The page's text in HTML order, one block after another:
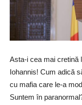
Asta-i cea mai cretină
Iohannis! Cum adică
cu mafia care le-a
Suntem în